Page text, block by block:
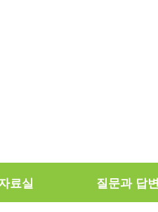
료실 질문과 답변